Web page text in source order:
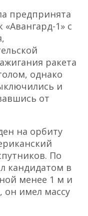
предпринята
1» с
ракета
однако
и
от
на орбиту
По
кандидатом в
менее 1 м и
он имел массу